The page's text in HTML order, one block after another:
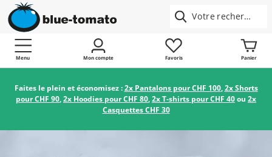
Menu Mon compte Favoris Panier
Faites le plein et économisez :2x Pantalons pour CHF 100,2x Shorts
pour CHF 90,2x Hoodies pour CHF 80,2x T-shirts pour CHF 40ou 2x
Casquettes CHF 30